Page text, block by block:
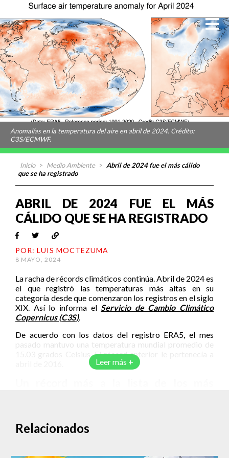
Anomalías en la temperatura del aire en abril de 2024. Crédito:
C3S/ECMWF.
Inicio > Medio Ambiente > Abril de 2024 fue el más cálido
que se ha registrado
Leer más +
ABRIL DE 2024 FUE EL MÁS
CÁLIDO QUE SE HA REGISTRADO
POR: LUIS MOCTEZUMA
8 MAYO, 2024
La racha de récords climáticos continúa. Abril de 2024 es
el que registró las temperaturas más altas en su
categoría desde que comenzaron los registros en el siglo
XIX. Así lo informa elServicio de Cambio Climático
Copernicus (C3S).
De acuerdo con los datos del registro ERA5, el mes
pasado mantuvo una temperatura mundial promedio de
15.03 grados Celsius. El récord anterior le pertenecía a
permite conocer la forma en que cambia el clima a lo
largo del año en momentos equivalentes. Si se compara al
Relacionados